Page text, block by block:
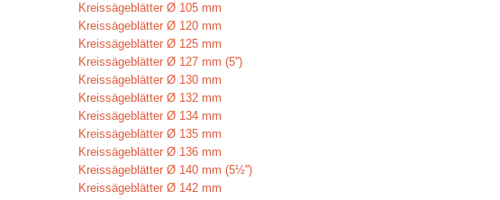
Kreissägeblätter Ø 105 mm
Kreissägeblätter Ø 120 mm
Kreissägeblätter Ø 125 mm
Kreissägeblätter Ø 127 mm (5'')
Kreissägeblätter Ø 130 mm
Kreissägeblätter Ø 132 mm
Kreissägeblätter Ø 134 mm
Kreissägeblätter Ø 135 mm
Kreissägeblätter Ø 136 mm
Kreissägeblätter Ø 140 mm (5½'')
Kreissägeblätter Ø 142 mm